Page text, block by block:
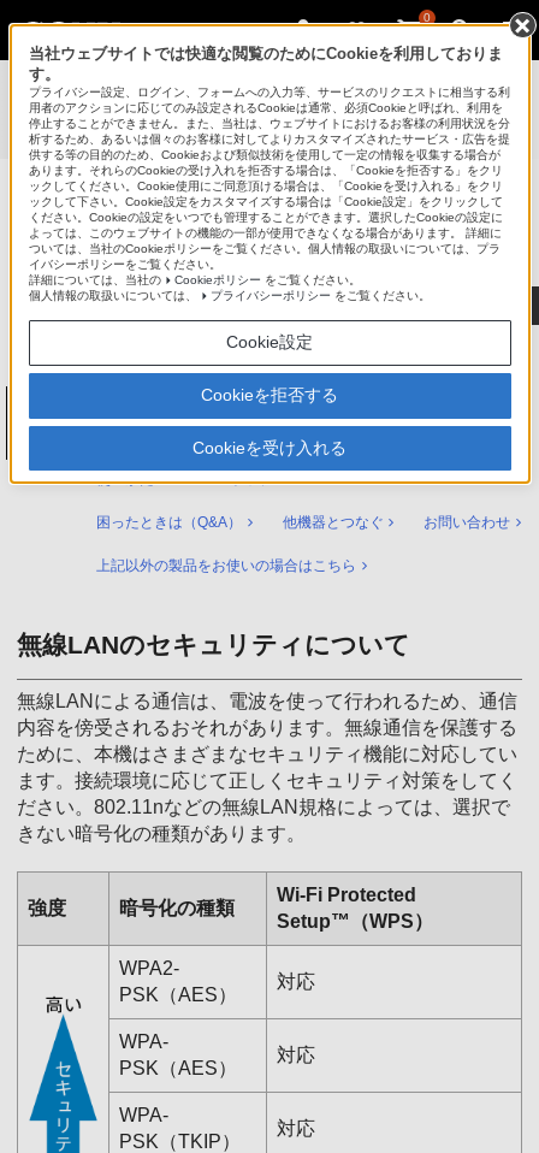
0
使いかたマニュアル（取扱説明 Web版）
BDZ-ZT2000 / BDZ-ZT1000 / BDZ-ZW1000 / BDZ-ZW500
使いかたマニュアル
ブルーレイディスク/DVDレコーダー
サポート・お問い合わせ
ブルーレイディスク/DVDレコーダー
BDZ-ZT2000 / BDZ-ZT1000 / BDZ-ZW1000
使いかたマニュアル トップ
困ったときは（Q&A） 他機器とつなぐ お問い合わせ
上記以外の製品をお使いの場合はこちら
無線LANのセキュリティについて
無線LANによる通信は、電波を使って行われるため、通信
内容を傍受されるおそれがあります。無線通信を保護する
ために、本機はさまざまなセキュリティ機能に対応してい
ます。接続環境に応じて正しくセキュリティ対策をしてく
ださい。802.11nなどの無線LAN規格によっては、選択で
きない暗号化の種類があります。
強度 暗号化の種類
Wi-Fi Protected
Setup™（WPS）
WPA2-
PSK（AES）
対応
WPA-
PSK（AES）
対応
WPA-
PSK（TKIP）
対応
当社ウェブサイトでは快適な閲覧のためにCookieを利用しておりま
す。
プライバシー設定、ログイン、フォームへの入力等、サービスのリクエストに相当する利
用者のアクションに応じてのみ設定されるCookieは通常、必須Cookieと呼ばれ、利用を
停止することができません。また、当社は、ウェブサイトにおけるお客様の利用状況を分
析するため、あるいは個々のお客様に対してよりカスタマイズされたサービス・広告を提
供する等の目的のため、Cookieおよび類似技術を使用して一定の情報を収集する場合が
あります。それらのCookieの受け入れを拒否する場合は、「Cookieを拒否する」をクリ
ックしてください。Cookie使用にご同意頂ける場合は、「Cookieを受け入れる」をクリ
ックして下さい。Cookie設定をカスタマイズする場合は「Cookie設定」をクリックして
ください。Cookieの設定をいつでも管理することができます。選択したCookieの設定に
よっては、このウェブサイトの機能の一部が使用できなくなる場合があります。 詳細に
ついては、当社のCookieポリシーをご覧ください。個人情報の取扱いについては、プラ
イバシーポリシーをご覧ください。
詳細については、当社の
Cookieポリシー をご覧ください。
個人情報の取扱いについては、
プライバシーポリシー をご覧ください。
Cookie設定
Cookieを拒否する
Cookieを受け入れる